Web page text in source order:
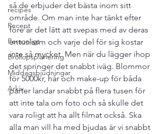
recipes
Recept
Personligt
Bröllopsplanering
Middagsbjudningar
Arkiv
så de erbjuder det bästa inom sitt
område. Om man inte har tänkt efter
före är det lätt att svepas med av deras
entusiasm och varje del för sig kostar
inte så mycket. Men när du lägger ihop
det springer det snabbt iväg. Blommor
för 5000kr, hår och make-up för båda
parter landar snabbt på flera tusen för
att inte tala om foto och så skulle det
vara roligt att ha allt filmat också. Ska
alla man vill ha med bjudas är vi snabbt